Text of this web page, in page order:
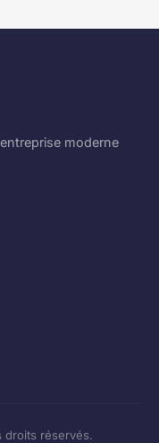
moderne
droits réservés.